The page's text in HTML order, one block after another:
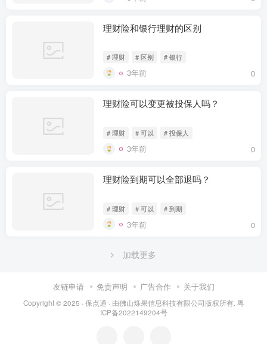
理财险和银行理财的区别
# 理财 # 区别 # 银行
3年前 0
理财险可以变更被投保人吗？
# 理财 # 可以 # 投保人
3年前 0
理财险到期可以全部退吗？
# 理财 # 可以 # 到期
3年前 0
加载更多
友链申请 免责声明 广告合作 关于我们
Copyright © 2025 · 保点通 · 由佛山烁果信息科技有限公司版权所有. 粤
ICP备2022149204号